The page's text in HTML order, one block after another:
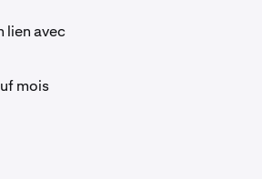
lien avec
mois